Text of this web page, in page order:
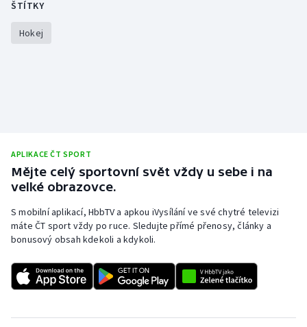
Plavání
Plážový volejbal
Short track
Sportovní střelba
Stolní tenis
Triatlon
ŠTÍTKY
Hokej
APLIKACE ČT SPORT
Mějte celý sportovní svět vždy u sebe i na
velké obrazovce.
S mobilní aplikací, HbbTV a apkou iVysílání ve své chytré televizi
máte ČT sport vždy po ruce. Sledujte přímé přenosy, články a
bonusový obsah kdekoli a kdykoli.